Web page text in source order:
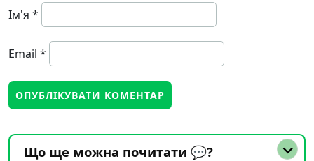
Ім'я *
Email *
Що ще можна почитати 💬?